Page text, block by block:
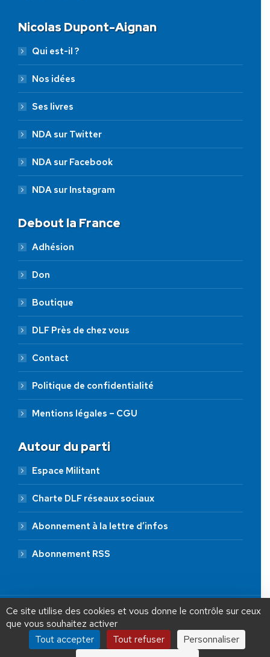
Nicolas Dupont-Aignan
Qui est-il ?
Nos idées
Ses livres
NDA sur Twitter
NDA sur Facebook
NDA sur Instagram
Debout la France
Adhésion
Don
Boutique
DLF Près de chez vous
Contact
Politique de confidentialité
Mentions légales – CGU
Autour du parti
Espace Militant
Charte DLF réseaux sociaux
Abonnement à la lettre d’infos
Abonnement RSS
JE FAIS UN DON À DLF
ADHÉSION 20 € 50 € 100 €
Ce site utilise des cookies et vous donne le contrôle sur ceux
que vous souhaitez activer
Tout accepter
Tout refuser
Personnaliser